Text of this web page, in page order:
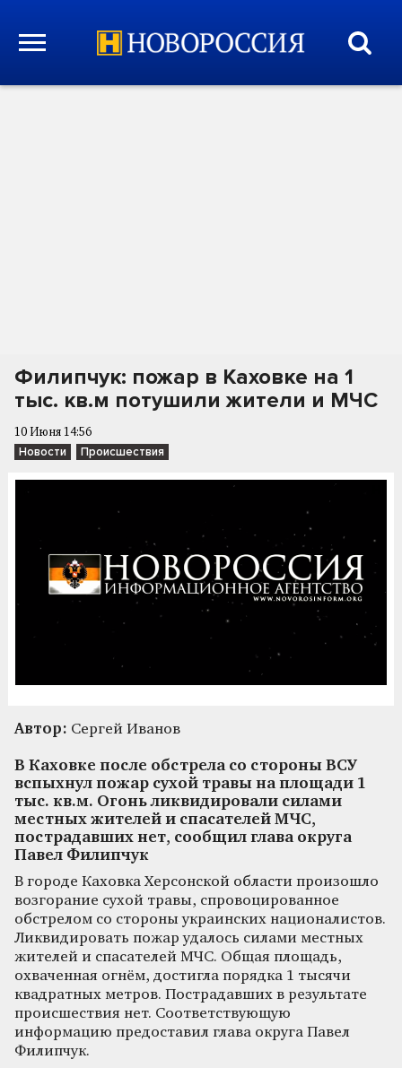
Филипчук: пожар в Каховке на 1
тыс. кв.м потушили жители и МЧС
10 Июня 14:56
Новости Происшествия
Автор: Сергей Иванов
В Каховке после обстрела со стороны ВСУ
вспыхнул пожар сухой травы на площади 1
тыс. кв.м. Огонь ликвидировали силами
местных жителей и спасателей МЧС,
пострадавших нет, сообщил глава округа
Павел Филипчук
В городе Каховка Херсонской области произошло
возгорание сухой травы, спровоцированное
обстрелом со стороны украинских националистов.
Ликвидировать пожар удалось силами местных
жителей и спасателей МЧС. Общая площадь,
охваченная огнём, достигла порядка 1 тысячи
квадратных метров. Пострадавших в результате
происшествия нет. Соответствующую
информацию предоставил глава округа Павел
Филипчук.